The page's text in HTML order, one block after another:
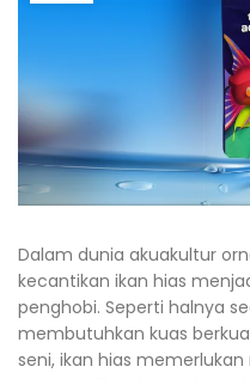
Dalam dunia akuakultur
kecantikan ikan hias
penghobi. Seperti halnya
membutuhkan kuas
seni, ikan hias